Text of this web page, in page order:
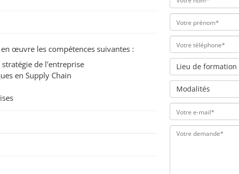
œuvre les compétences suivantes :
de l'entreprise
en Supply Chain
Lieu de formation
Modalités